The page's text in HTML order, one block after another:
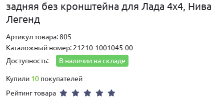
задняя без кронштейна для Лада 4х4, Нива
Легенд
Артикул товара: 805
Каталожный номер: 21210-1001045-00
Доступность:
В наличии на складе
Купили 10 покупателей
Рейтинг товара